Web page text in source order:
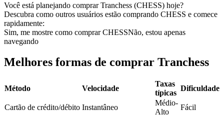
Futuros de USDC
Futuros usando USDC como garantia
Você está planejando comprar Tranchess (CHESS) hoje?
Descubra como outros usuários estão comprando CHESS e comece
rapidamente:
Sim, me mostre como comprar CHESSNão, estou apenas
navegando
Melhores formas de comprar Tranchess
Método Velocidade
Taxas
típicas
Dificuldade
Cartão de crédito/débito Instantâneo
Médio-
Alto
Fácil